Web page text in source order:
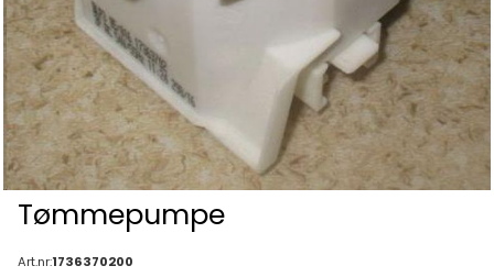
Tømmepumpe
Art.nr:1736370200